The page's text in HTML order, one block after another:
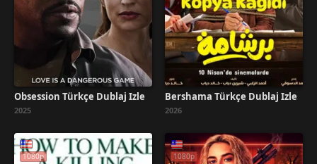
Obsession Türkçe Dublaj İzle
2025
Bershama Türkçe Dublaj İzle
2026
1080p 1080p